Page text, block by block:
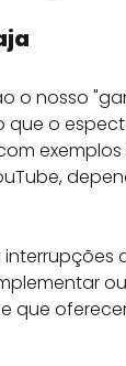
o nosso
o
que